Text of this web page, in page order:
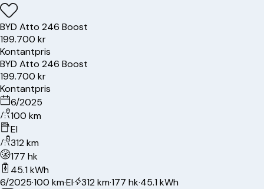
BYD Atto 246 Boost
199.700 kr
Kontantpris
BYD Atto 246 Boost
199.700 kr
Kontantpris
6/2025
100 km
El
312 km
177 hk
45.1 kWh
6/2025·100 km·El· 312 km·177 hk·45.1 kWh